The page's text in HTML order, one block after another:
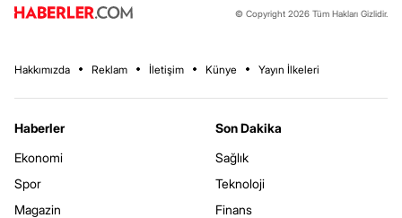
© Copyright 2026 Tüm Hakları Gizlidir.
Hakkımızda Reklam İletişim Künye Yayın İlkeleri
Haberler
Ekonomi
Spor
Magazin
Son Dakika
Sağlık
Teknoloji
Finans